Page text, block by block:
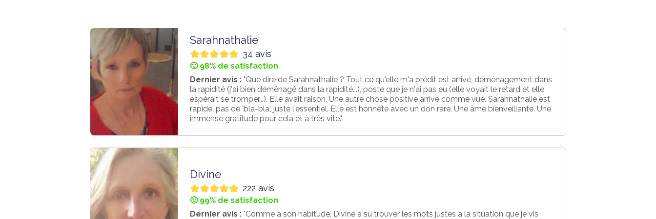
Sarahnathalie
34 avis
🙂 98% de satisfaction
Dernier avis : "Que dire de Sarahnathalie ? Tout ce qu'elle m'a prédit est arrivé, déménagement dans
la rapidité (j'ai bien déménagé dans la rapidité...), poste que je n'ai pas eu (elle voyait le retard et elle
espérait se tromper...). Elle avait raison. Une autre chose positive arrive comme vue. Sarahnathalie est
rapide, pas de 'bla-bla', juste l'essentiel. Elle est honnête avec un don rare. Une âme bienveillante. Une
immense gratitude pour cela et à très vite."
Divine
222 avis
🙂 99% de satisfaction
Dernier avis : "Comme à son habitude, Divine a su trouver les mots justes à la situation que je vis